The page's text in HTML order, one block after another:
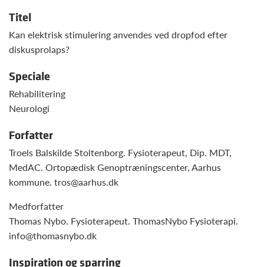
Titel
Kan elektrisk stimulering anvendes ved dropfod efter
diskusprolaps?
Speciale
Rehabilitering
Neurologi
Forfatter
Troels Balskilde Stoltenborg. Fysioterapeut, Dip. MDT,
MedAC. Ortopædisk Genoptræningscenter, Aarhus
kommune. tros@aarhus.dk
Medforfatter
Thomas Nybo. Fysioterapeut. ThomasNybo Fysioterapi.
info@thomasnybo.dk
Inspiration og sparring